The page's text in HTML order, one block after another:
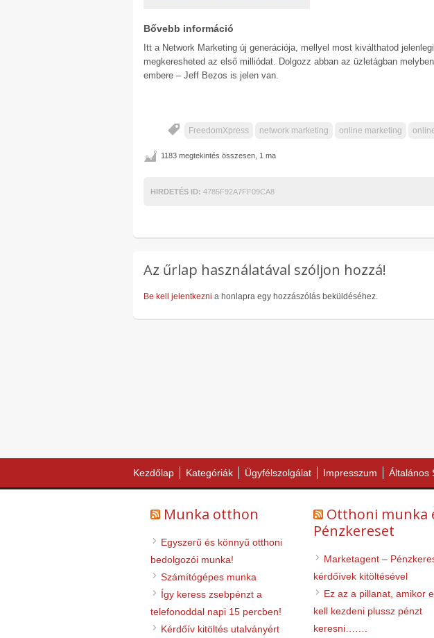
Bővebb információ
Itt a Network Marketing új generációja, mellyel most kiválthatod
megkeresheted az első milliódat. Dolgozz abban az üzletágban
embere – Jeff Bezos is jelen van.
FreedomXpress network marketing online marketing
1183 megtekintés összesen, 1 ma
HIRDETÉS ID: 4785F92A7FF09CA8
Az űrlap használatával szóljon hozzá!
Be kell jelentkezni a honlapra egy hozzászólás beküldéséhez.
Kezdőlap Kategóriák Ügyfélszolgálat Impresszum Általános
Munka otthon
Egyszerű és könnyű otthoni
bedolgozói munka!
Számítógépes munka
Így keress zsebpénzt a
telefonoddal napi 15 percben!
Kérdőív kitöltés utalványért
Otthoni munka
Pénzkereset
Marketagent –
kérdőívek kitöltésével
Ez az a pillanat, amikor
kell kezdeni plussz pénzt
keresni…….